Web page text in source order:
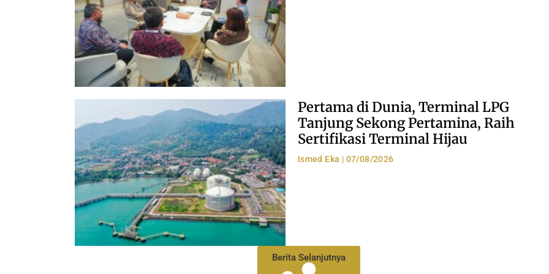
Pertama di Dunia, Terminal LPG
Tanjung Sekong Pertamina, Raih
Sertifikasi Terminal Hijau
Ismed Eka 07/08/2026
Berita Selanjutnya